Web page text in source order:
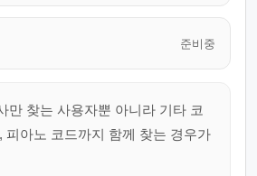
준비중
만 찾는 사용자뿐 아니라 기타 코
피아노 코드까지 함께 찾는 경우가